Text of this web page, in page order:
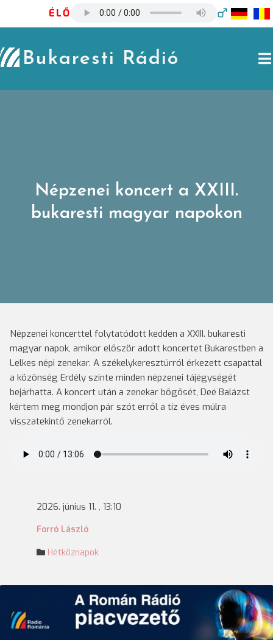
ÉLŐ
Bukaresti Rádió
Népzenei koncert a XXIII.
bukaresti magyar napokon
Népzenei koncerttel folytatódott kedden a XXIII. bukaresti
magyar napok, amikor először adott koncertet Bukarestben a
Lelkes népi zenekar. A székelykeresztúrról érkezett csapattal
a közönség Erdély szinte minden népzenei tájégységét
bejárhatta. A koncert után a zenekar bőgősét, Deé Balázst
kértem meg mondjon pár szót erről a tíz éves múlra
visszatekintő zenekarról.
2026. június 11. , 13:10
Forró László
Hétköznapok